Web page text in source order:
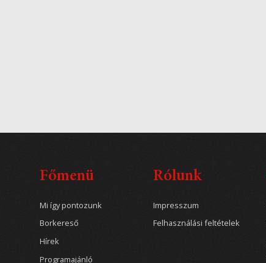
Főmenü
Mi így pontozunk
Borkereső
Hírek
Programajánló
Rólunk
Impresszum
Felhasználási feltételek